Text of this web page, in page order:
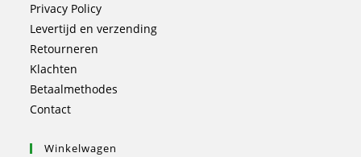
Privacy Policy
Levertijd en verzending
Retourneren
Klachten
Betaalmethodes
Contact
Winkelwagen